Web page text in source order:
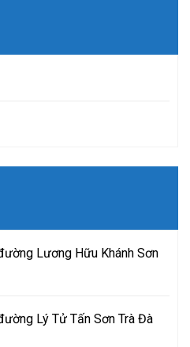
Lương Hữu Khánh Sơn
Lý Tử Tấn Sơn Trà Đà